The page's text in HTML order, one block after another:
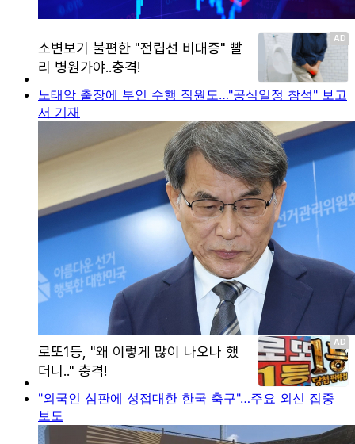
노태악 출장에 부인 수행 직원도…"공식일정 참석" 보고
서 기재
"외국인 심판에 성접대한 한국 축구"…주요 외신 집중
보도